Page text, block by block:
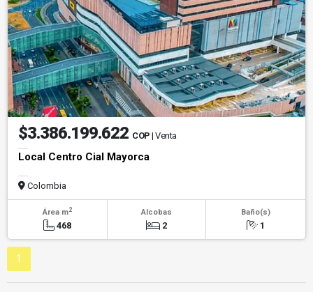
$3.386.199.622 COP | Venta
Local Centro Cial Mayorca
Colombia
Área m2
468
Alcobas
2
Baño(s)
1
1